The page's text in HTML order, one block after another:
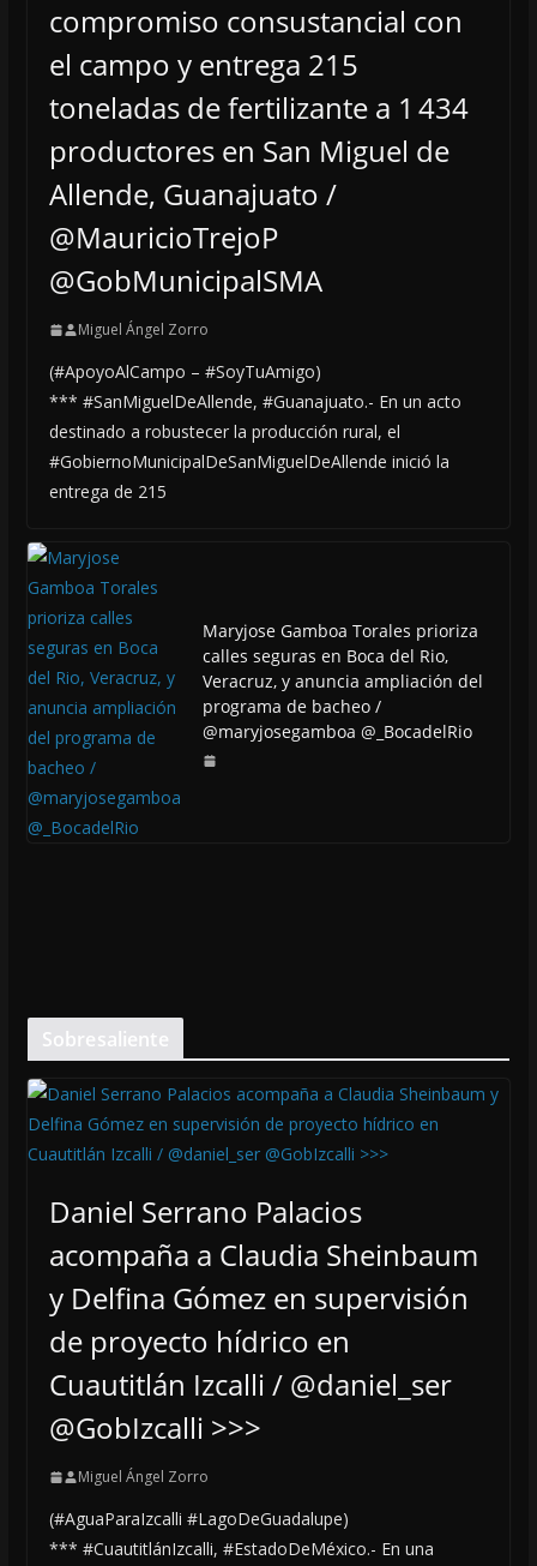
compromiso consustancial con
el campo y entrega 215
toneladas de fertilizante a 1 434
productores en San Miguel de
Allende, Guanajuato /
@MauricioTrejoP
@GobMunicipalSMA
Miguel Ángel Zorro
(#ApoyoAlCampo – #SoyTuAmigo)
*** #SanMiguelDeAllende, #Guanajuato.- En un acto
destinado a robustecer la producción rural, el
#GobiernoMunicipalDeSanMiguelDeAllende inició la
entrega de 215
Maryjose Gamboa Torales prioriza
calles seguras en Boca del Rio,
Veracruz, y anuncia ampliación del
programa de bacheo /
@maryjosegamboa @_BocadelRio
Sobresaliente
Daniel Serrano Palacios
acompaña a Claudia Sheinbaum
y Delfina Gómez en supervisión
de proyecto hídrico en
Cuautitlán Izcalli / @daniel_ser
@GobIzcalli >>>
Miguel Ángel Zorro
(#AguaParaIzcalli #LagoDeGuadalupe)
*** #CuautitlánIzcalli, #EstadoDeMéxico.- En una